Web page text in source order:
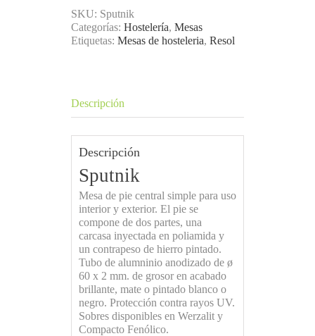
SKU: Sputnik
Categorías: Hostelería, Mesas
Etiquetas: Mesas de hosteleria, Resol
Descripción
Descripción
Sputnik
Mesa de pie central simple para uso
interior y exterior. El pie se
compone de dos partes, una
carcasa inyectada en poliamida y
un contrapeso de hierro pintado.
Tubo de alumninio anodizado de ø
60 x 2 mm. de grosor en acabado
brillante, mate o pintado blanco o
negro. Protección contra rayos UV.
Sobres disponibles en Werzalit y
Compacto Fenólico.